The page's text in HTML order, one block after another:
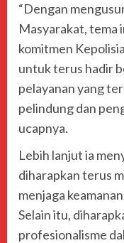
“Dengan
Masyarakat, tema
komitmen
untuk terus hadir
pelayanan yang
pelindung dan
ucapnya.
Lebih lanjut ia
diharapkan terus
menjaga
Selain itu,
profesionalisme